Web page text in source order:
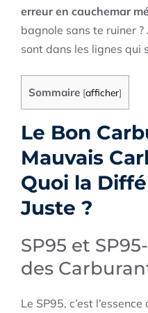
erreur en cauchemar
bagnole sans te ruiner
sont dans les lignes qui
Sommaire [afficher]
Le Bon
Mauvais
Quoi la
Juste ?
SP95 et
des
Le SP95, c’est